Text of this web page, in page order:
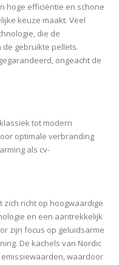
hoge efficiëntie en schone
keuze maakt. Veel
die de
gebruikte pellets.
ongeacht de
tot modern
optimale verbranding
als cv-
zich richt op hoogwaardige
en een aantrekkelijk
zijn focus op geluidsarme
De kachels van Nordic
waardoor